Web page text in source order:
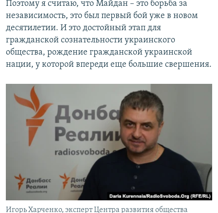
Поэтому я считаю, что Майдан – это борьба за
независимость, это был первый бой уже в новом
десятилетии. И это достойный этап для
гражданской сознательности украинского
общества, рождение гражданской украинской
нации, у которой впереди еще большие свершения.
Игорь Харченко, эксперт Центра развития общества